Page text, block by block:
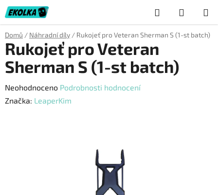
Přejít
na
obsah
Hledat
KOŠÍK
Domů / Náhradní díly / Rukojeť pro Veteran Sherman S (1-st batch)
Rukojeť pro Veteran
Sherman S (1-st batch)
Průměrné
hodnocení
Neohodnoceno Podrobnosti hodnocení
Značka: LeaperKim